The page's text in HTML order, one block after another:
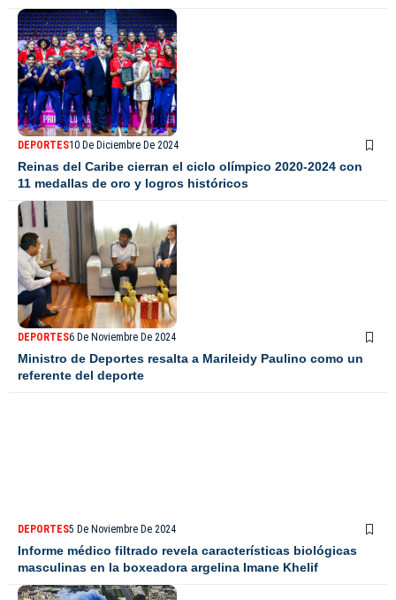
DEPORTES10 De Diciembre De 2024
Reinas del Caribe cierran el ciclo olímpico 2020-2024 con
11 medallas de oro y logros históricos
DEPORTES6 De Noviembre De 2024
Ministro de Deportes resalta a Marileidy Paulino como un
referente del deporte
DEPORTES5 De Noviembre De 2024
Informe médico filtrado revela características biológicas
masculinas en la boxeadora argelina Imane Khelif